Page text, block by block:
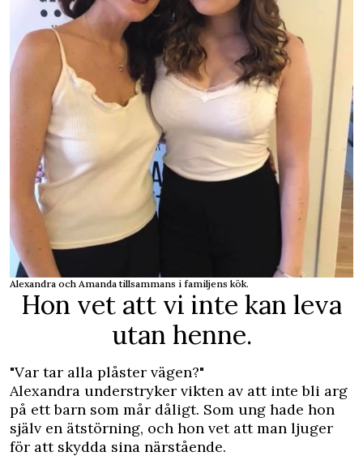
Alexandra och Amanda tillsammans i familjens kök.
Hon vet att vi inte kan leva
utan henne.
"Var tar alla plåster vägen?"
Alexandra understryker vikten av att inte bli arg
på ett barn som mår dåligt. Som ung hade hon
själv en ätstörning, och hon vet att man ljuger
för att skydda sina närstående.